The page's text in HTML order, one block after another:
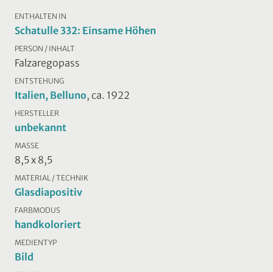
ENTHALTEN IN
Schatulle 332: Einsame Höhen
PERSON / INHALT
Falzaregopass
ENTSTEHUNG
Italien, Belluno, ca. 1922
HERSTELLER
unbekannt
MASSE
8,5 x 8,5
MATERIAL / TECHNIK
Glasdiapositiv
FARBMODUS
handkoloriert
MEDIENTYP
Bild